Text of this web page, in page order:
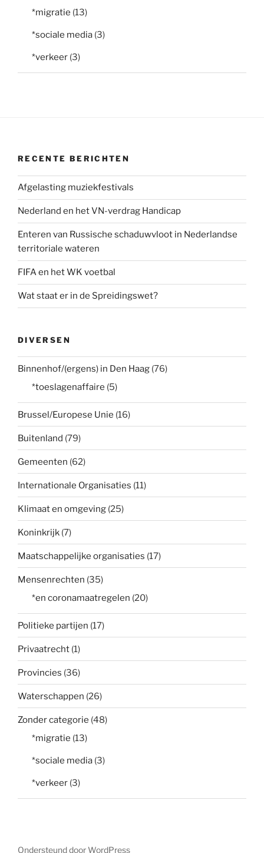
*migratie (13)
*sociale media (3)
*verkeer (3)
RECENTE BERICHTEN
Afgelasting muziekfestivals
Nederland en het VN-verdrag Handicap
Enteren van Russische schaduwvloot in Nederlandse
territoriale wateren
FIFA en het WK voetbal
Wat staat er in de Spreidingswet?
DIVERSEN
Binnenhof/(ergens) in Den Haag (76)
*toeslagenaffaire (5)
Brussel/Europese Unie (16)
Buitenland (79)
Gemeenten (62)
Internationale Organisaties (11)
Klimaat en omgeving (25)
Koninkrijk (7)
Maatschappelijke organisaties (17)
Mensenrechten (35)
*en coronamaatregelen (20)
Politieke partijen (17)
Privaatrecht (1)
Provincies (36)
Waterschappen (26)
Zonder categorie (48)
*migratie (13)
*sociale media (3)
*verkeer (3)
Ondersteund door WordPress